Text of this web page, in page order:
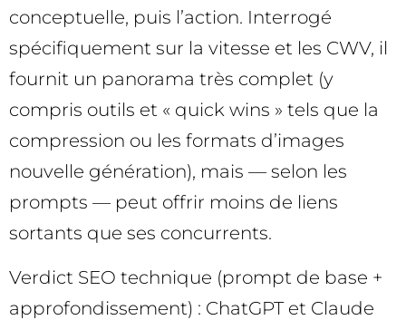
conceptuelle, puis l’action. Interrogé
spécifiquement sur la vitesse et les CWV, il
fournit un panorama très complet (y
compris outils et « quick wins » tels que la
compression ou les formats d’images
nouvelle génération), mais — selon les
prompts — peut offrir moins de liens
sortants que ses concurrents.
Verdict SEO technique (prompt de base +
approfondissement) : ChatGPT et Claude